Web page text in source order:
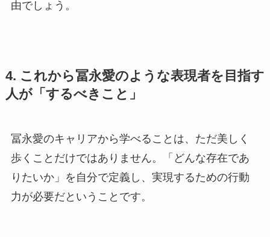
由でしょう。
4. これから冨永愛のような表現者を目指す
人が「するべきこと」
冨永愛のキャリアから学べることは、ただ美しく
歩くことだけではありません。「どんな存在であ
りたいか」を自分で定義し、実現するための行動
力が必要だということです。